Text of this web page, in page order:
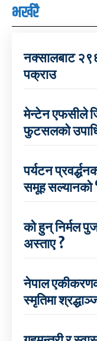
भर्खरै
नक्सालबाट
पक्राउ
मेन्टेन एफसीले
फुटसलको
पर्यटन
समूह सल्यानको
को हुन् निर्मल
अस्ताए ?
नेपाल
स्मृतिमा